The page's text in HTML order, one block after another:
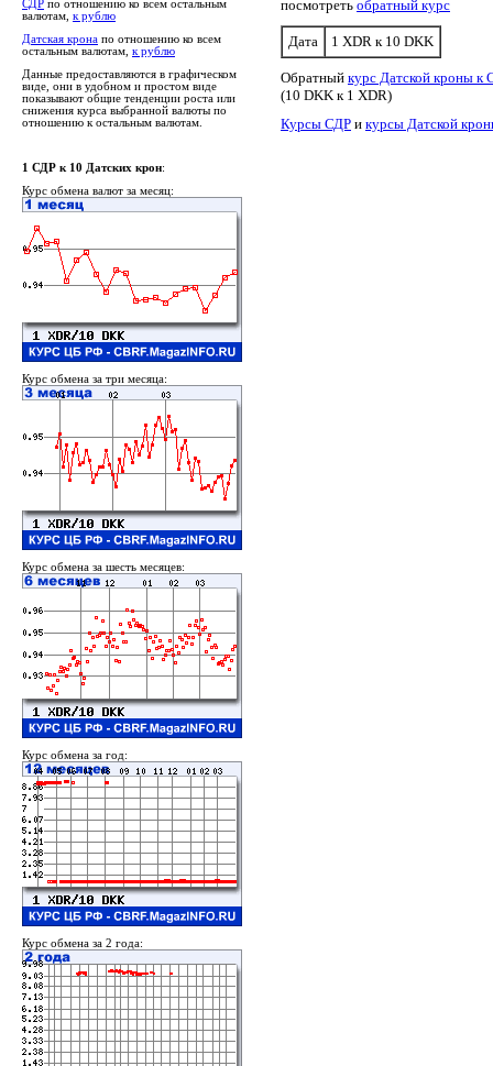
СДР по отношению ко всем остальным
валютам, к рублю
Датская крона по отношению ко всем
остальным валютам, к рублю
Данные предоставляются в графическом
виде, они в удобном и простом виде
показывают общие тенденции роста или
снижения курса выбранной валюты по
отношению к остальным валютам.
посмотреть обратный курс
Дата 1 XDR к 10 DKK
Обратный курс Датской кроны к
(10 DKK к 1 XDR)
Курсы СДР и курсы Датской
1 СДР к 10 Датских крон:
Курс обмена валют за месяц:
Курс обмена за три месяца:
Курс обмена за шесть месяцев:
Курс обмена за год:
Курс обмена за 2 года: